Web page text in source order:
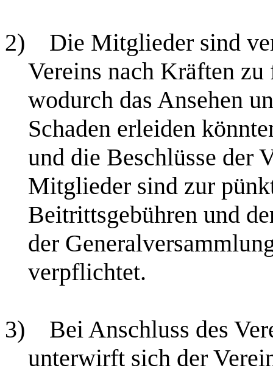
2)
Die Mitglieder sind
Vereins nach Kräften zu
wodurch das Ansehen
Schaden erleiden
und die Beschlüsse der
Mitglieder sind zur
Beitrittsgebühren und
der
verpflichtet.
3)
Bei Anschluss des
unterwirft sich der